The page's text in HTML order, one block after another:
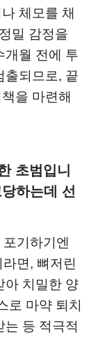
체모를 채
밀 감정을
개월 전에 투
출되므로, 끝
을 마련해
초범입니
하는데 선
기하기엔
면, 뼈저린
아 치밀한 양
로 마약 퇴치
는 등 적극적